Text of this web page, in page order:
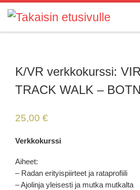
Skip to content
K/VR verkkokurssi:
TRACK WALK –
25,00 €
Verkkokurssi
Aiheet:
– Radan erityispiirteet ja rataprofiili
– Ajolinja yleisesti ja mutka mutkalta